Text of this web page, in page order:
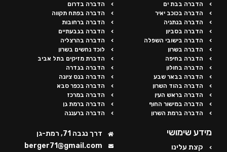
הדברה בבת ים
הדברה בכוכב יאיר
הדברה בנתניה
הדברה בסביון
הדברה בישובי השפלה
הדברה בשרון
הדברה בחיפה
הדברה בחולון
הדברה בבאר שבע
הדברה בהוד השרון
הדברה בראש העין
הדברה במישור החוף
הדברה ברמת השרון
הדברה בדרום
הדברה בפתח תקווה
הדברה ברחובות
הדברה בגבעתיים
הדברה בהרצליה
לוכד נחשים בשרון
הדברת מזיקים בתל אביב
הדברה בגדרה
הדברה בנס ציונה
הדברה בכפר סבא
הדברה במרכז
הדברה ברמת גן
הדברה ברעננה
מידע שימושי
קצת עלינו
דרך נגבה 71, רמת-גן
berger71@gmail.com